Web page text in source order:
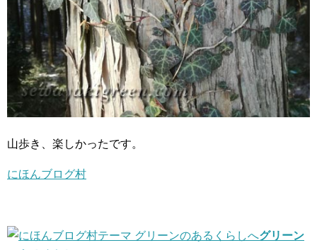
山歩き、楽しかったです。
にほんブログ村
グリーン